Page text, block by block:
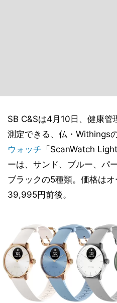
SB C&Sは4月10日、健康
測定できる、仏・Withings
ウォッチ 「ScanWatch
ーは、サンド、ブルー、パ
ブラックの5種類。価格は
39,995円前後。